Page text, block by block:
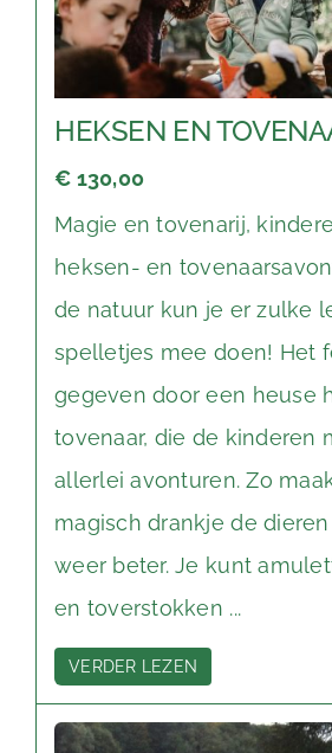
HEKSEN EN
€ 130,00
Magie en tovenarij,
heksen- en
de natuur kun je er zulke
spelletjes mee doen! Het
gegeven door een heuse
tovenaar, die de kinderen
allerlei avonturen. Zo
magisch drankje de
weer beter. Je kunt
en toverstokken ...
VERDER LEZEN